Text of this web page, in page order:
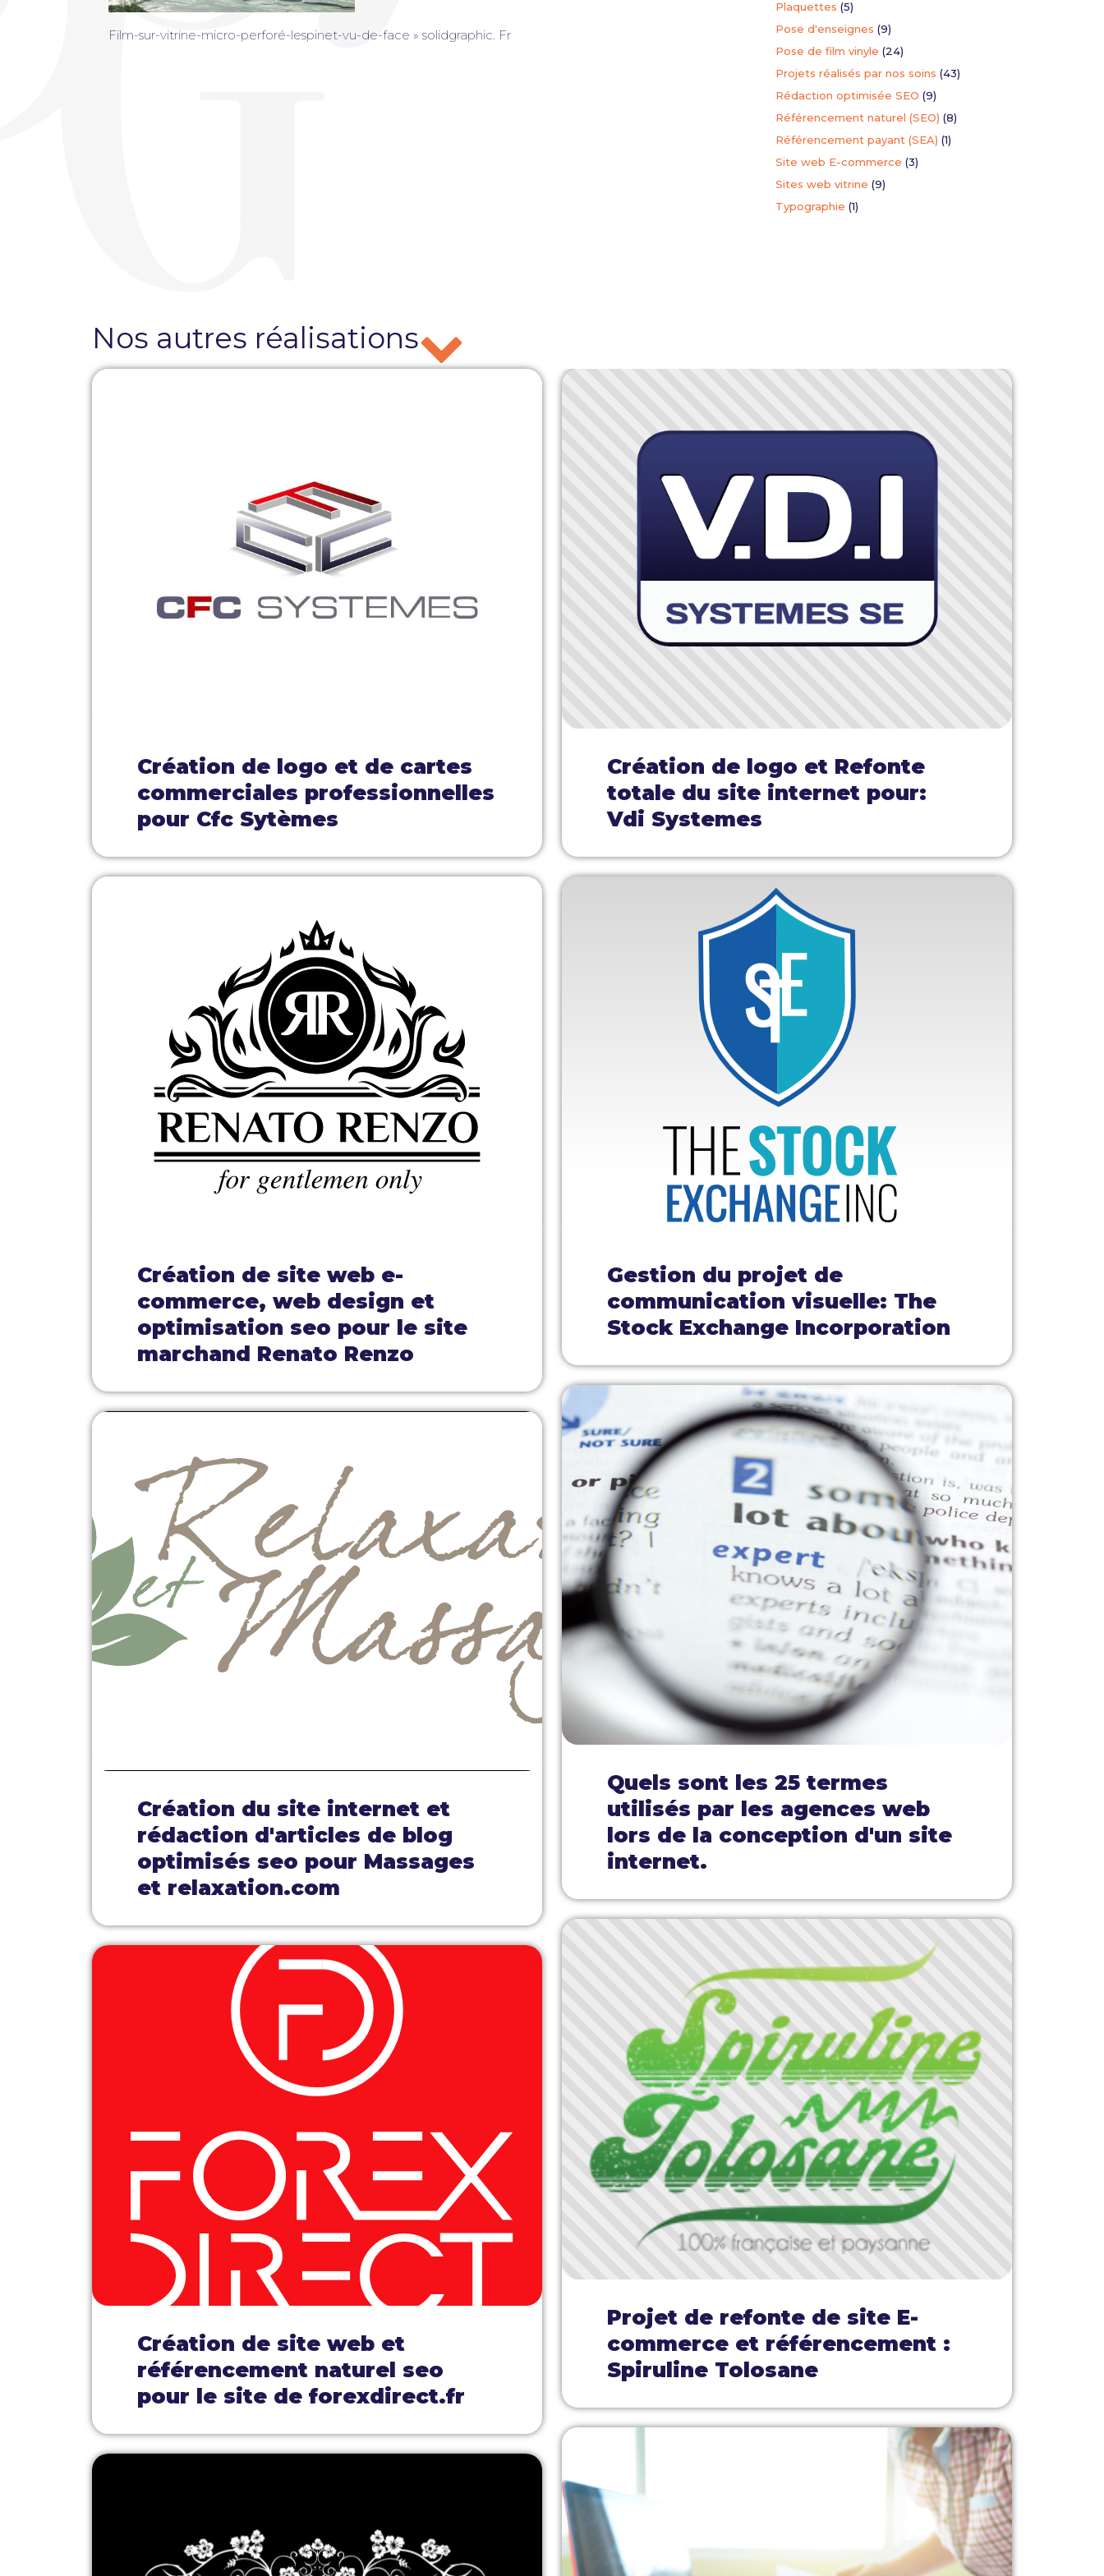
Création de site internet sur mesure
partage automatique sur réseaux sociaux
Brochures
Pose de film solaire et sécurité
Demande d'autorisation
de pose d'enseigne
Survey et Création du formulaire de demande d'autorisation de modification de
Film-sur-vitrine-micro-perforé-lespinet-vu-de-face » solidgraphic. Fr
Plaquettes (5)
Pose d'enseignes (9)
Pose de film vinyle (24)
Projets réalisés par nos soins (43)
Rédaction optimisée SEO (9)
Référencement naturel (SEO) (8)
Référencement payant (SEA) (1)
Site web E-commerce (3)
Sites web vitrine (9)
Typographie (1)
Nos autres réalisations
Création de logo et de cartes
commerciales professionnelles
pour Cfc Sytèmes
Création de site web e-
commerce, web design et
optimisation seo pour le site
marchand Renato Renzo
Création du site internet et
rédaction d'articles de blog
optimisés seo pour Massages
et relaxation.com
Création de site web et
référencement naturel seo
pour le site de forexdirect.fr
Création de logo et Refonte
totale du site internet pour:
Vdi Systemes
Gestion du projet de
communication visuelle: The
Stock Exchange Incorporation
Quels sont les 25 termes
utilisés par les agences web
lors de la conception d'un site
internet.
Projet de refonte de site E-
commerce et référencement :
Spiruline Tolosane